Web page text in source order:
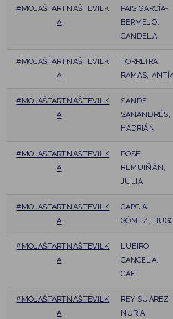
#MOJAŠTARTNAŠTEVILK
A
PAIS GARCÍA-
BERMEJO,
CANDELA
#MOJAŠTARTNAŠTEVILK
A
TORREIRA
RAMAS,
#MOJAŠTARTNAŠTEVILK
A
SANDE
SANANDRÉS,
HADRIÁN
#MOJAŠTARTNAŠTEVILK
A
POSE
REMUIÑÁN,
JULIA
#MOJAŠTARTNAŠTEVILK
A
GARCÍA
GÓMEZ,
#MOJAŠTARTNAŠTEVILK
A
LUEIRO
CANCELA,
GAEL
#MOJAŠTARTNAŠTEVILK
A
REY SUÁREZ,
NURIA